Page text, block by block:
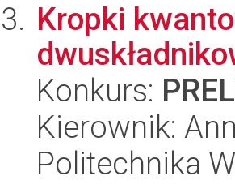
Kropki
Konkurs:
Kierownik:
Politechnika